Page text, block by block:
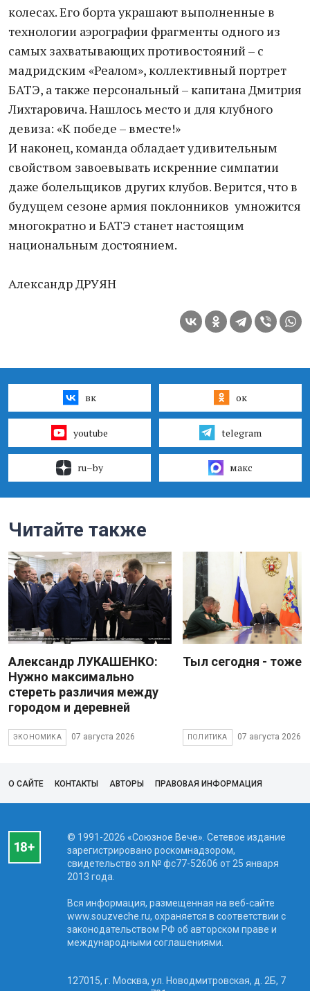
колесах. Его борта украшают выполненные в
технологии аэрографии фрагменты одного из
самых захватывающих противостояний – с
мадридским «Реалом», коллективный портрет
БАТЭ, а также персональный – капитана Дмитрия
Лихтаровича. Нашлось место и для клубного
девиза: «К победе – вместе!»
И наконец, команда обладает удивительным
свойством завоевывать искренние симпатии
даже болельщиков других клубов. Верится, что в
будущем сезоне армия поклонников умножится
многократно и БАТЭ станет настоящим
национальным достоянием.
Александр ДРУЯН
вк ок
youtube telegram
ru–by макс
Читайте также
Александр ЛУКАШЕНКО:
Нужно максимально
стереть различия между
городом и деревней
ЭКОНОМИКА 07 августа 2026
Тыл сегодня - тоже
ПОЛИТИКА 07 августа 2026
О САЙТЕ КОНТАКТЫ АВТОРЫ ПРАВОВАЯ ИНФОРМАЦИЯ
© 1991-2026 «Союзное Вече». Сетевое издание
зарегистрировано роскомнадзором,
свидетельство эл № фc77-52606 от 25 января
2013 года.
Вся информация, размещенная на веб-сайте
www.souzveche.ru, охраняется в соответствии с
законодательством РФ об авторском праве и
международными соглашениями.
127015, г. Москва, ул. Новодмитровская, д. 2Б, 7